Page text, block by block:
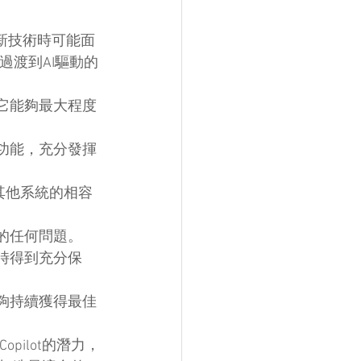
技術時可能面
渡到AI驅動的
能夠最大程度
能，充分發揮
他系統的相容
何問題。
得到充分保
持續獲得最佳
的潛力，